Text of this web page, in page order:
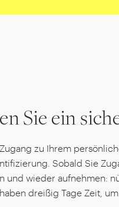
Sie ein
zu Ihrem
Sobald Sie
und wieder aufnehmen:
dreißig Tage Zeit,